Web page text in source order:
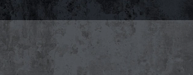
64902, Intex, Надувная
кровать 99х191х46см
56595, Intex,
170х170х185см